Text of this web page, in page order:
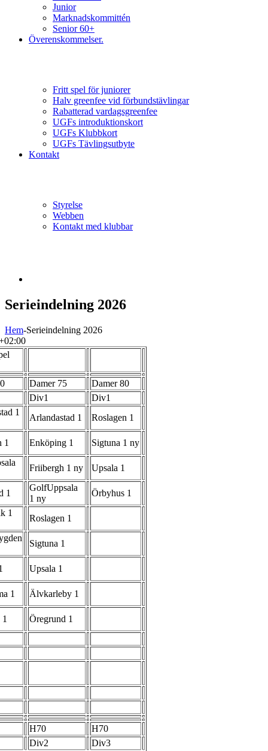
Junior
Marknadskommittén
Senior 60+
Överenskommelser.
Fritt spel för juniorer
Halv greenfee vid förbundstävlingar
Rabatterad vardagsgreenfee
UGFs introduktionskort
UGFs Klubbkort
UGFs Tävlingsutbyte
Kontakt
Styrelse
Webben
Kontakt med klubbar
Serieindelning 2026
Hem-Serieindelning 2026
Damer 75
Damer 80
Div1
Div1
1
Arlandastad 1 Roslagen 1
1 Enköping 1
Sigtuna 1 ny
Friibergh 1 ny Upsala 1
1
GolfUppsala
1 ny
Örbyhus 1
1
Roslagen 1
Sigtuna 1
Upsala 1
1 Älvkarleby 1
Öregrund 1
H70
H70
Div2
Div3